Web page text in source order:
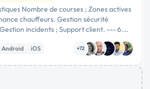
Nombre de courses ; Zones actives
chauffeurs. Gestion sécurité
incidents ; Support client. --- 6.
Flutter ou …
Android iOS +72